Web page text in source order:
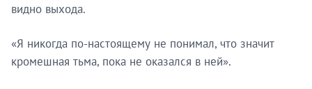
видно выхода.
«Я никогда по-настоящему не понимал, что значит
кромешная тьма, пока не оказался в ней».